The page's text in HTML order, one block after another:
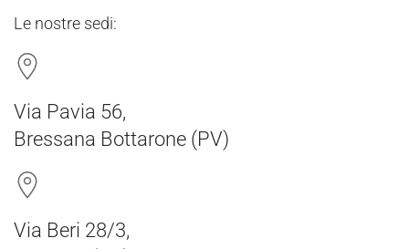
Le nostre sedi:
Via Pavia 56,
Bressana Bottarone (PV)
Via Beri 28/3,